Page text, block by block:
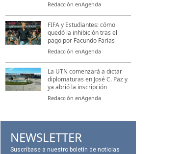
Redacción enAgenda
FIFA y Estudiantes: cómo
quedó la inhibición tras el
pago por Facundo Farías
Redacción enAgenda
La UTN comenzará a dictar
diplomaturas en José C. Paz y
ya abrió la inscripción
Redacción enAgenda
NEWSLETTER
Suscríbase a nuestro boletín de noticias